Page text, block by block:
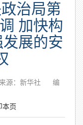
治局第
加快构
展的安
源：新华社
编
本页